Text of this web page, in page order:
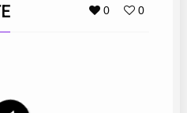
0 0